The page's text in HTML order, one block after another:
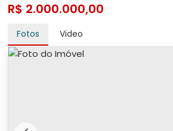
R$ 2.000.000,00
Fotos Video